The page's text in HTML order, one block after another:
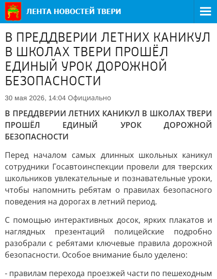
В ПРЕДДВЕРИИ ЛЕТНИХ КАНИКУЛ
В ШКОЛАХ ТВЕРИ ПРОШЁЛ
ЕДИНЫЙ УРОК ДОРОЖНОЙ
БЕЗОПАСНОСТИ
30 мая 2026, 14:04 Официально
В ПРЕДДВЕРИИ ЛЕТНИХ КАНИКУЛ В ШКОЛАХ ТВЕРИ
ПРОШЁЛ ЕДИНЫЙ УРОК ДОРОЖНОЙ
БЕЗОПАСНОСТИ
Перед началом самых длинных школьных каникул
сотрудники Госавтоинспекции провели для тверских
школьников увлекательные и познавательные уроки,
чтобы напомнить ребятам о правилах безопасного
поведения на дорогах в летний период.
С помощью интерактивных досок, ярких плакатов и
наглядных презентаций полицейские подробно
разобрали с ребятами ключевые правила дорожной
безопасности. Особое внимание было уделено:
- правилам перехода проезжей части по пешеходным